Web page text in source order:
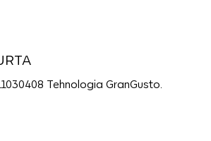
Tehnologia GranGusto.